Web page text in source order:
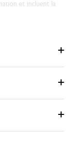
et incluent la